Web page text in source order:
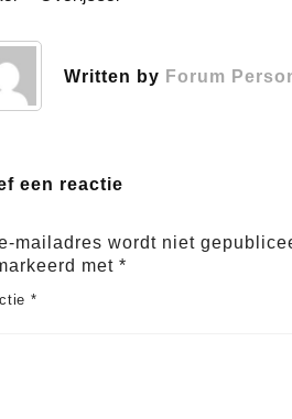
Written by Forum
een reactie
mailadres wordt niet
met*
*